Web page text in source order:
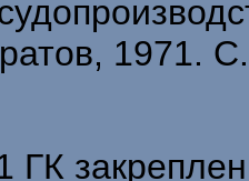
1971.
ГК